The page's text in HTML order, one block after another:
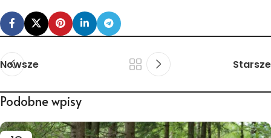
Nowsze Starsze
Podobne wpisy